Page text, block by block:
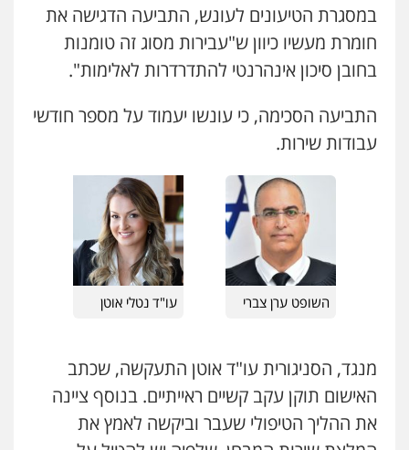
נוער רישום פלילי
0522763105
פלילי צבאי מעצרים וחקירות
0547342002
עו"ד אלון קריטי
פלילי כלכלי אלימות סמים מעצרים
0525544654
עו"ד זוהר ארבל
פלילי פשיעה חמורה מעצרים וחקירות
במסגרת הטיעונים לעונש, התביעה הדגישה את
חומרת מעשיו כיוון ש"עבירות מסוג זה טומנות
בחובן סיכון אינהרנטי להתדרדרות לאלימות".
התביעה הסכימה, כי עונשו יעמוד על מספר חודשי
עבודות שירות.
השופט ערן צברי עו"ד נטלי אוטן
מנגד, הסניגורית עו"ד אוטן התעקשה, שכתב
האישום תוקן עקב קשיים ראייתיים. בנוסף ציינה
את ההליך הטיפולי שעבר וביקשה לאמץ את
0507120031
עו"ד אייל אביטל
0544712201
עו"ד בועז קניג
פלילי משפחה כלכלי צבאי
0507003001
מנשה, אלמוג – עורכי דין
פלילי עבירות תנועה צווארון לבן
עורכי דין לענייני אסירים מעצרים וחקירות
עו"ד אבי כהן
פלילי פשיעה חמורה קטינים אלימות
סמים
0523647066